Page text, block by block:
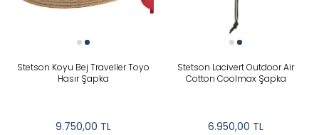
Lacivert
Siyah
Yeşil
FIYAT
Stetson Koyu Bej Traveller Toyo
Hasır Şapka
9.750,00 TL
Stetson Lacivert Outdoor Air
Cotton Coolmax Şapka
6.950,00 TL